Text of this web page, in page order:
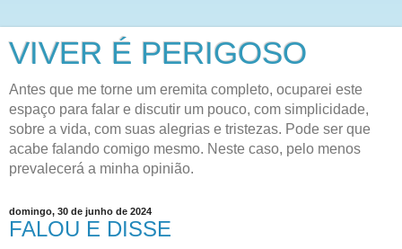
VIVER É PERIGOSO
Antes que me torne um eremita completo, ocuparei este
espaço para falar e discutir um pouco, com simplicidade,
sobre a vida, com suas alegrias e tristezas. Pode ser que
acabe falando comigo mesmo. Neste caso, pelo menos
prevalecerá a minha opinião.
domingo, 30 de junho de 2024
FALOU E DISSE